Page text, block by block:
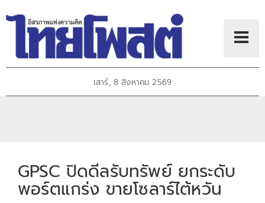
เสาร์, 8 สิงหาคม 2569
GPSC ปิดดีลรับทรัพย์ ยกระดับ
พอร์ตแกร่ง ขายโซลาร์ไต้หวัน